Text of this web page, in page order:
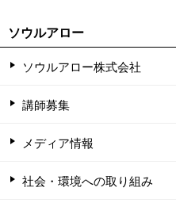
ソウルアロー
ソウルアロー株式会社
講師募集
メディア情報
社会・環境への取り組み